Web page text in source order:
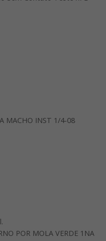
MACHO INST 1/4-08
POR MOLA VERDE 1NA